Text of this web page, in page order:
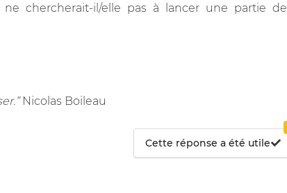
chercherait-il/elle pas à lancer une partie de
Nicolas Boileau
Cette réponse a été utile